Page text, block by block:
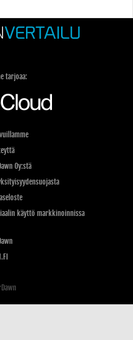
tarjoaa:
Oy:stä
käyttö markkinoinnissa